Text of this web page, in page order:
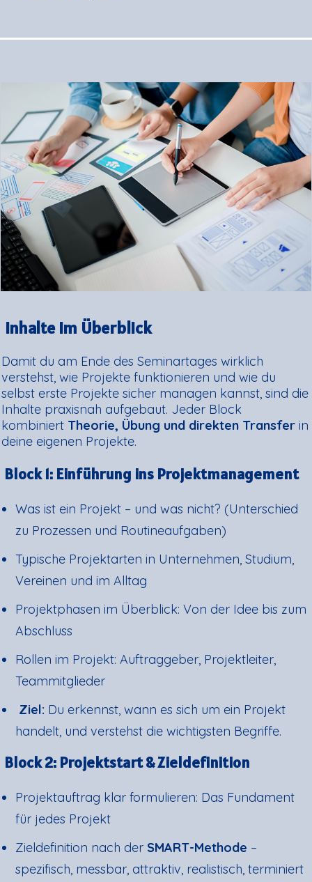
Inhalte im Überblick
Damit du am Ende des Seminartages wirklich
verstehst, wie Projekte funktionieren und wie du
selbst erste Projekte sicher managen kannst, sind die
Inhalte praxisnah aufgebaut. Jeder Block
kombiniert Theorie, Übung und direkten Transfer in
deine eigenen Projekte.
Block 1: Einführung ins Projektmanagement
Was ist ein Projekt – und was nicht? (Unterschied
zu Prozessen und Routineaufgaben)
Typische Projektarten in Unternehmen, Studium,
Vereinen und im Alltag
Projektphasen im Überblick: Von der Idee bis zum
Abschluss
Rollen im Projekt: Auftraggeber, Projektleiter,
Teammitglieder
Ziel: Du erkennst, wann es sich um ein Projekt
handelt, und verstehst die wichtigsten Begriffe.
Block 2: Projektstart & Zieldefinition
Projektauftrag klar formulieren: Das Fundament
für jedes Projekt
Zieldefinition nach der SMART-Methode –
spezifisch, messbar, attraktiv, realistisch, terminiert